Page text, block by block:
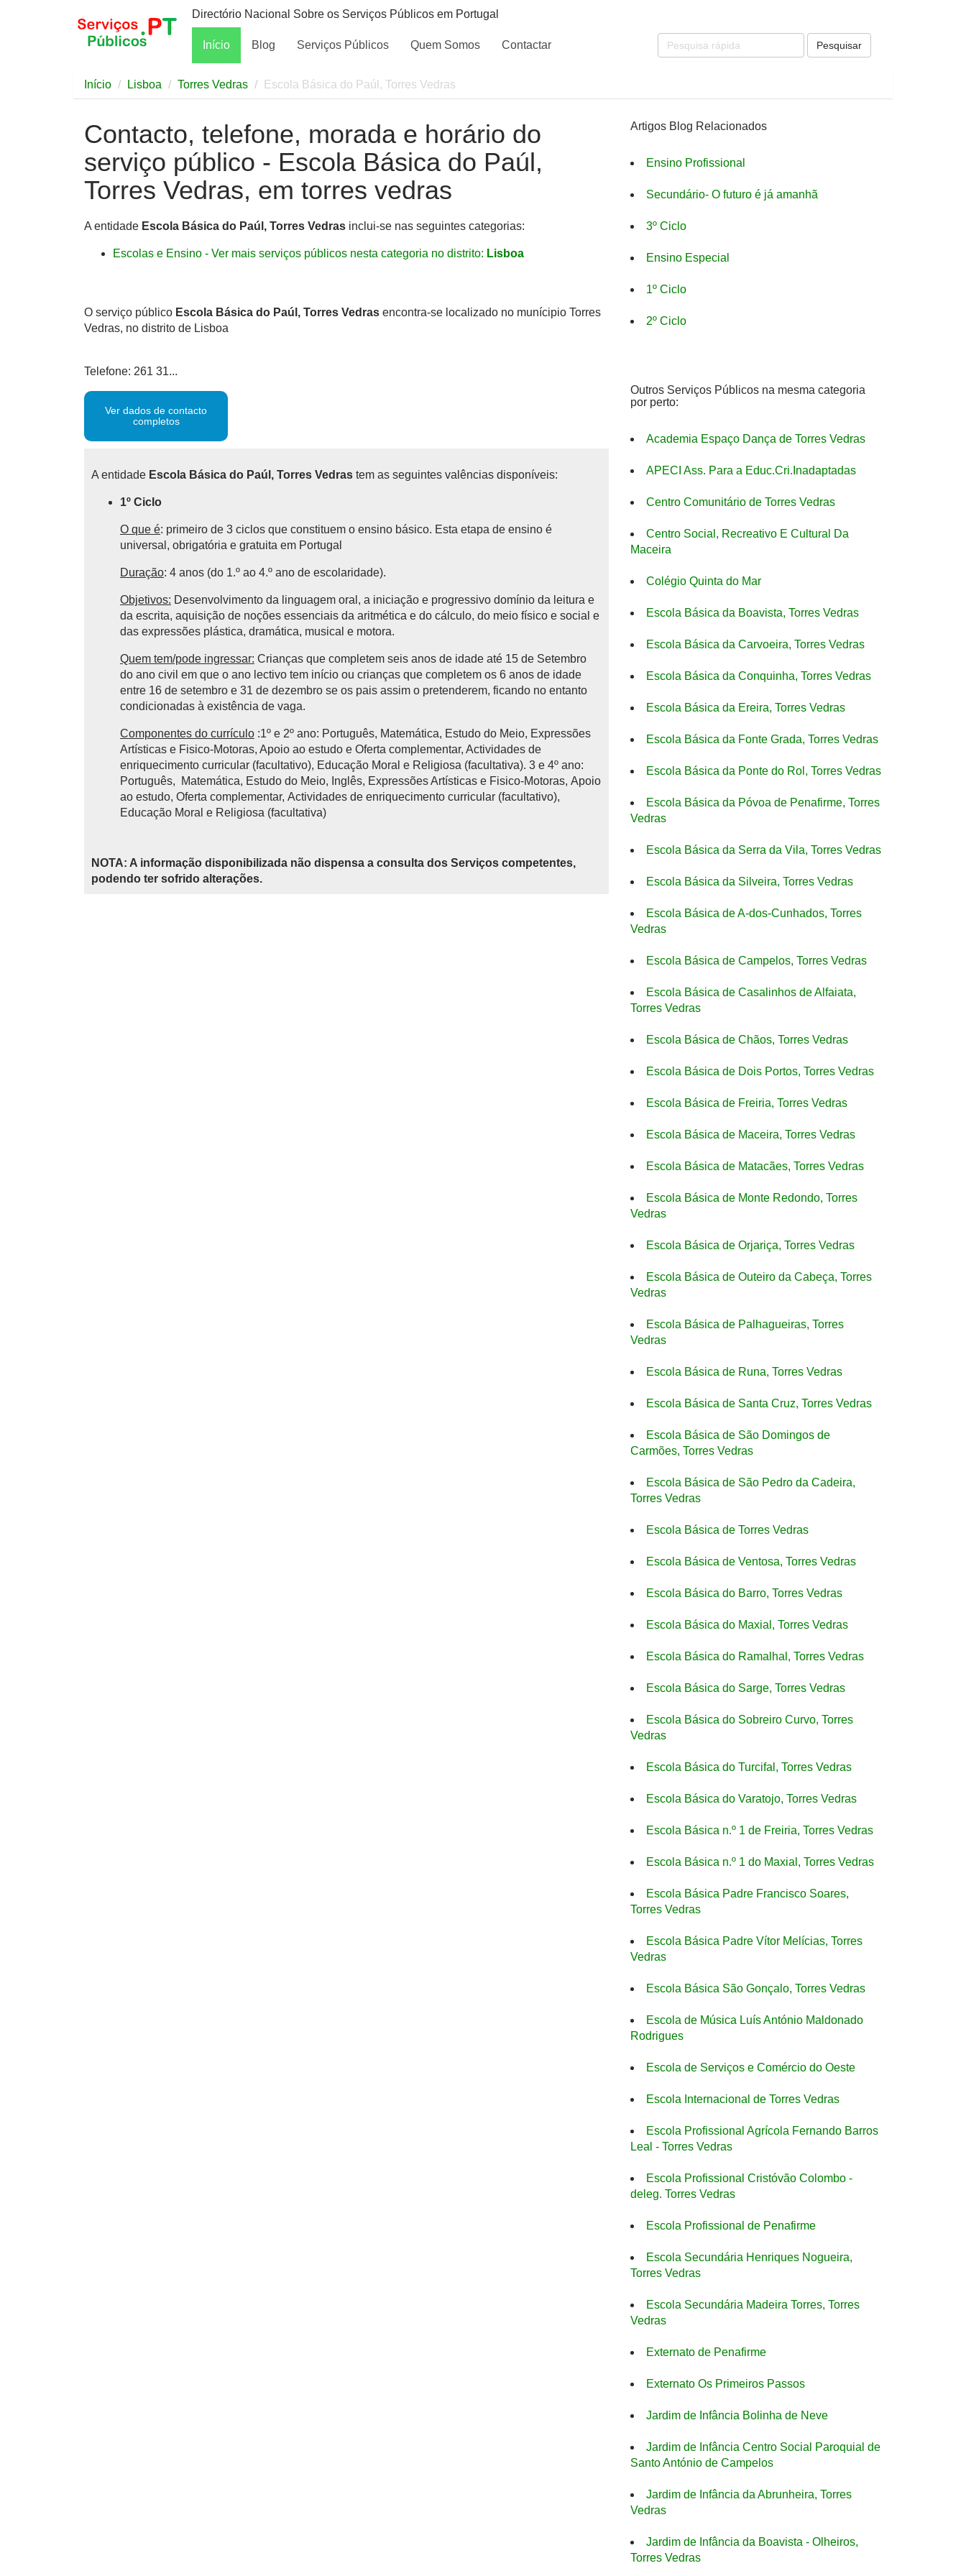
Directório Nacional Sobre os Serviços Públicos em Portugal
Início Blog Serviços Públicos Quem Somos Contactar Pesquisar
Início Lisboa Torres Vedras Escola Básica do Paúl, Torres Vedras
Contacto, telefone, morada e horário do
serviço público - Escola Básica do Paúl,
Torres Vedras, em torres vedras
A entidade Escola Básica do Paúl, Torres Vedras inclui-se nas seguintes categorias:
Escolas e Ensino - Ver mais serviços públicos nesta categoria no distrito: Lisboa
O serviço público Escola Básica do Paúl, Torres Vedras encontra-se localizado no munícipio Torres
Vedras, no distrito de Lisboa
Telefone: 261 31...
Ver dados de contacto
completos
A entidade Escola Básica do Paúl, Torres Vedras tem as seguintes valências disponíveis:
1º Ciclo
O que é: primeiro de 3 ciclos que constituem o ensino básico. Esta etapa de ensino é
universal, obrigatória e gratuita em Portugal
Duração: 4 anos (do 1.º ao 4.º ano de escolaridade).
Objetivos: Desenvolvimento da linguagem oral, a iniciação e progressivo domínio da leitura e
da escrita, aquisição de noções essenciais da aritmética e do cálculo, do meio físico e social e
das expressões plástica, dramática, musical e motora.
Quem tem/pode ingressar: Crianças que completem seis anos de idade até 15 de Setembro
do ano civil em que o ano lectivo tem início ou crianças que completem os 6 anos de idade
entre 16 de setembro e 31 de dezembro se os pais assim o pretenderem, ficando no entanto
condicionadas à existência de vaga.
Componentes do currículo :1º e 2º ano: Português, Matemática, Estudo do Meio, Expressões
Artísticas e Fisico-Motoras, Apoio ao estudo e Oferta complementar, Actividades de
enriquecimento curricular (facultativo), Educação Moral e Religiosa (facultativa). 3 e 4º ano:
Português, Matemática, Estudo do Meio, Inglês, Expressões Artísticas e Fisico-Motoras, Apoio
ao estudo, Oferta complementar, Actividades de enriquecimento curricular (facultativo),
Educação Moral e Religiosa (facultativa)
NOTA: A informação disponibilizada não dispensa a consulta dos Serviços competentes,
podendo ter sofrido alterações.
Artigos Blog Relacionados
Ensino Profissional
Secundário- O futuro é já amanhã
3º Ciclo
Ensino Especial
1º Ciclo
2º Ciclo
Outros Serviços Públicos na mesma categoria
por perto:
Academia Espaço Dança de Torres Vedras
APECI Ass. Para a Educ.Cri.Inadaptadas
Centro Comunitário de Torres Vedras
Centro Social, Recreativo E Cultural Da
Maceira
Colégio Quinta do Mar
Escola Básica da Boavista, Torres Vedras
Escola Básica da Carvoeira, Torres Vedras
Escola Básica da Conquinha, Torres Vedras
Escola Básica da Ereira, Torres Vedras
Escola Básica da Fonte Grada, Torres Vedras
Escola Básica da Ponte do Rol, Torres Vedras
Escola Básica da Póvoa de Penafirme, Torres
Vedras
Escola Básica da Serra da Vila, Torres Vedras
Escola Básica da Silveira, Torres Vedras
Escola Básica de A-dos-Cunhados, Torres
Vedras
Escola Básica de Campelos, Torres Vedras
Escola Básica de Casalinhos de Alfaiata,
Torres Vedras
Escola Básica de Chãos, Torres Vedras
Escola Básica de Dois Portos, Torres Vedras
Escola Básica de Freiria, Torres Vedras
Escola Básica de Maceira, Torres Vedras
Escola Básica de Matacães, Torres Vedras
Escola Básica de Monte Redondo, Torres
Vedras
Escola Básica de Orjariça, Torres Vedras
Escola Básica de Outeiro da Cabeça, Torres
Vedras
Escola Básica de Palhagueiras, Torres
Vedras
Escola Básica de Runa, Torres Vedras
Escola Básica de Santa Cruz, Torres Vedras
Escola Básica de São Domingos de
Carmões, Torres Vedras
Escola Básica de São Pedro da Cadeira,
Torres Vedras
Escola Básica de Torres Vedras
Escola Básica de Ventosa, Torres Vedras
Escola Básica do Barro, Torres Vedras
Escola Básica do Maxial, Torres Vedras
Escola Básica do Ramalhal, Torres Vedras
Escola Básica do Sarge, Torres Vedras
Escola Básica do Sobreiro Curvo, Torres
Vedras
Escola Básica do Turcifal, Torres Vedras
Escola Básica do Varatojo, Torres Vedras
Escola Básica n.º 1 de Freiria, Torres Vedras
Escola Básica n.º 1 do Maxial, Torres Vedras
Escola Básica Padre Francisco Soares,
Torres Vedras
Escola Básica Padre Vítor Melícias, Torres
Vedras
Escola Básica São Gonçalo, Torres Vedras
Escola de Música Luís António Maldonado
Rodrigues
Escola de Serviços e Comércio do Oeste
Escola Internacional de Torres Vedras
Escola Profissional Agrícola Fernando Barros
Leal - Torres Vedras
Escola Profissional Cristóvão Colombo -
deleg. Torres Vedras
Escola Profissional de Penafirme
Escola Secundária Henriques Nogueira,
Torres Vedras
Escola Secundária Madeira Torres, Torres
Vedras
Externato de Penafirme
Externato Os Primeiros Passos
Jardim de Infância Bolinha de Neve
Jardim de Infância Centro Social Paroquial de
Santo António de Campelos
Jardim de Infância da Abrunheira, Torres
Vedras
Jardim de Infância da Boavista - Olheiros,
Torres Vedras